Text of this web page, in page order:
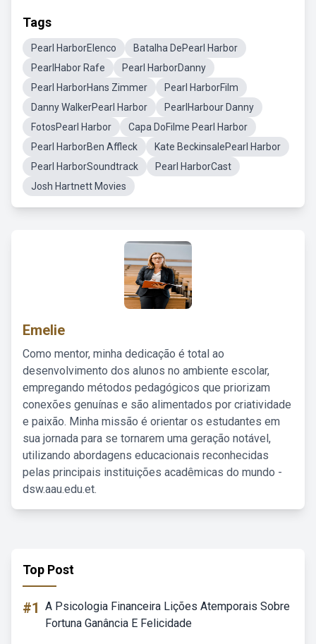
Tags
Pearl HarborElenco
Batalha DePearl Harbor
PearlHabor Rafe
Pearl HarborDanny
Pearl HarborHans Zimmer
Pearl HarborFilm
Danny WalkerPearl Harbor
PearlHarbour Danny
FotosPearl Harbor
Capa DoFilme Pearl Harbor
Pearl HarborBen Affleck
Kate BeckinsalePearl Harbor
Pearl HarborSoundtrack
Pearl HarborCast
Josh Hartnett Movies
Emelie
Como mentor, minha dedicação é total ao
desenvolvimento dos alunos no ambiente escolar,
empregando métodos pedagógicos que priorizam
conexões genuínas e são alimentados por criatividade
e paixão. Minha missão é orientar os estudantes em
sua jornada para se tornarem uma geração notável,
utilizando abordagens educacionais reconhecidas
pelas principais instituições acadêmicas do mundo -
dsw.aau.edu.et.
Top Post
#1 A Psicologia Financeira Lições Atemporais Sobre
Fortuna Ganância E Felicidade